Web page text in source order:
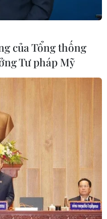
của Tổng thống
Tư pháp Mỹ